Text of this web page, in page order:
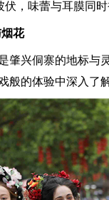
，味蕾与耳膜同时
花
侗寨的地标与灵
的体验中深入了